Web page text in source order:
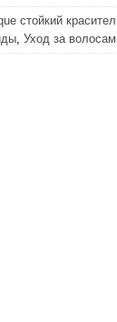
стойкий
Уход за